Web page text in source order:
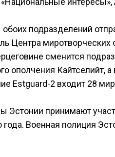
обоих подразделений
Центра
сменится
ополчения Кайтселийт,
Estguard-2 входит 28
Эстонии принимают
Военная полиция